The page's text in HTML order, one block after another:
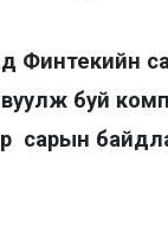
Финтекийн
буй
сарын